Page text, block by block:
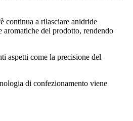
continua a rilasciare anidride
aromatiche del prodotto, rendendo
aspetti come la precisione del
di confezionamento viene